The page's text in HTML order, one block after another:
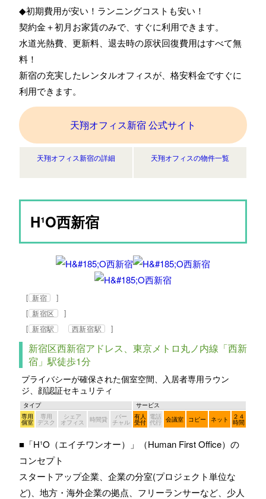
◆初期費用が安い！ランニングコストも安い！
契約金＋初月お家賃のみで、すぐに利用できます。
水道光熱費、更新料、退去時の原状回復費用はすべて無
料！
新宿の充実したレンタルオフィスが、格安料金ですぐに
利用できます。
天翔オフィス新宿 公式サイト
天翔オフィス新宿の詳細 天翔オフィスの物件一覧
H¹O西新宿
[ 新宿
]
[ 新宿区
]
[ 新宿駅 西新宿駅 ]
新宿区西新宿アドレス、東京メトロ丸ノ内線「西新
宿」駅徒歩1分
プライバシーが確保された個室空間、入居者専用ラウン
ジ、顔認証セキュリティ
タイプ
サービス
専用
個室
専用
デスク
シェア
オフィス 時間貸 バー
チャル
有人
受付
電話
代行 会議室 コピー ネット ２４
時間
■「H¹O（エイチワンオー）」（Human First Office）の
コンセプト
スタートアップ企業、企業の分室(プロジェクト単位な
ど)、地方・海外企業の拠点、フリーランサーなど、少人